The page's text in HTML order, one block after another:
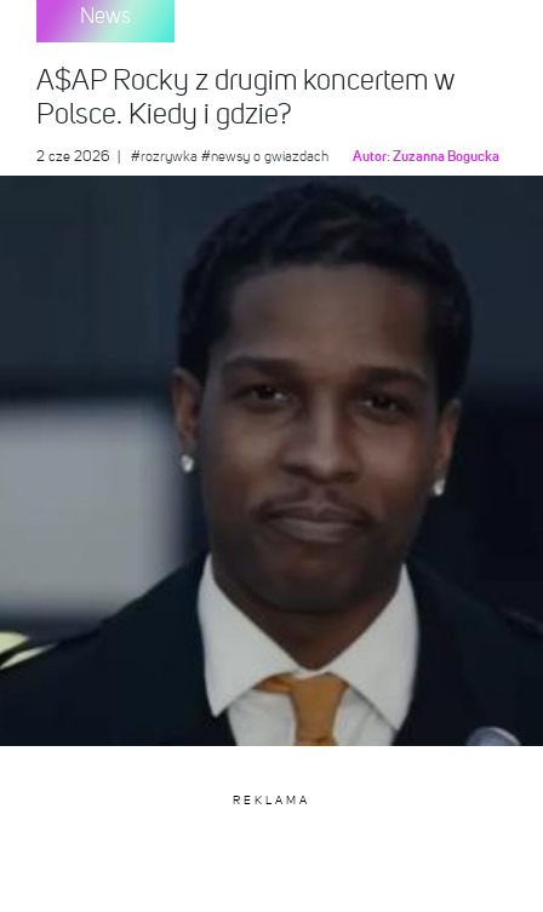
News
A$AP Rocky z drugim koncertem w
Polsce. Kiedy i gdzie?
2 cze 2026 #rozrywka #newsy o gwiazdach Autor:Zuzanna Bogucka
REKLAMA